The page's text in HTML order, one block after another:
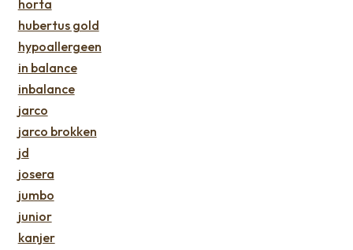
horta
hubertus gold
hypoallergeen
in balance
inbalance
jarco
jarco brokken
jd
josera
jumbo
junior
kanjer